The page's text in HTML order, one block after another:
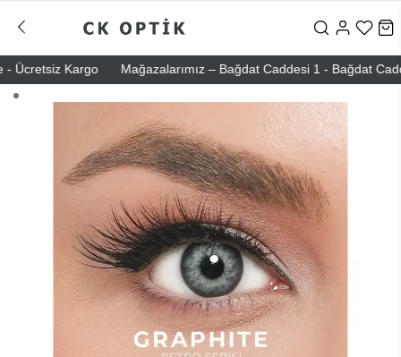
Kargo Mağazalarımız – Bağdat Caddesi 1 - Bağdat